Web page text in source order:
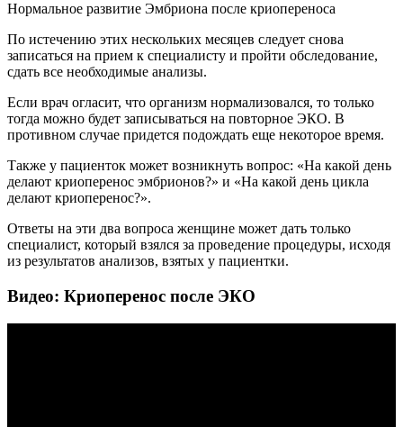
Нормальное развитие Эмбриона после криопереноса
По истечению этих нескольких месяцев следует снова
записаться на прием к специалисту и пройти обследование,
сдать все необходимые анализы.
Если врач огласит, что организм нормализовался, то только
тогда можно будет записываться на повторное ЭКО. В
противном случае придется подождать еще некоторое время.
Также у пациенток может возникнуть вопрос: «На какой день
делают криоперенос эмбрионов?» и «На какой день цикла
делают криоперенос?».
Ответы на эти два вопроса женщине может дать только
специалист, который взялся за проведение процедуры, исходя
из результатов анализов, взятых у пациентки.
Видео: Криоперенос после ЭКО